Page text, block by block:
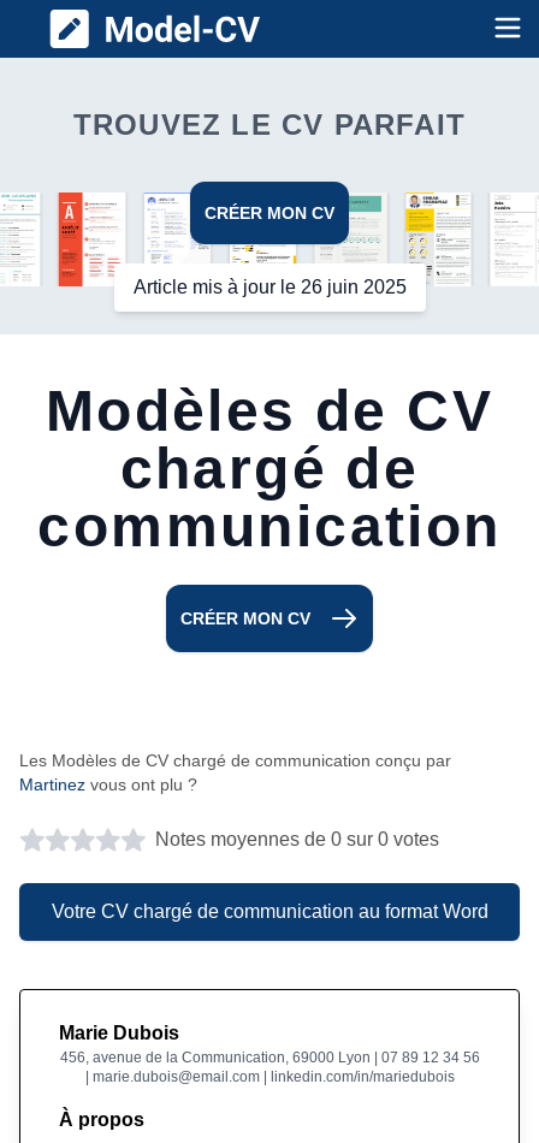
Model CV
TROUVEZ LE CV PARFAIT
CRÉER MON CV
Article mis à jour le 26 juin 2025
Modèles de CV
chargé de
communication
CRÉER MON CV
Les Modèles de CV chargé de communication conçu par
Martinez vous ont plu ?
Notes moyennes de 0 sur 0 votes
Votre CV chargé de communication au format Word
Marie Dubois
456, avenue de la Communication, 69000 Lyon | 07 89 12 34 56
| marie.dubois@email.com | linkedin.com/in/mariedubois
À propos